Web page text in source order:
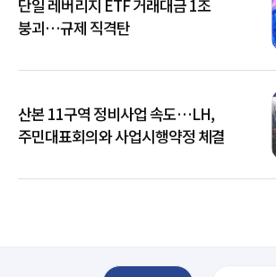
단일 레버리지 ETF 거래대금 1조
붕괴…규제 직격탄
산본 11구역 정비사업 속도…LH,
주민대표회의와 사업시행약정 체결